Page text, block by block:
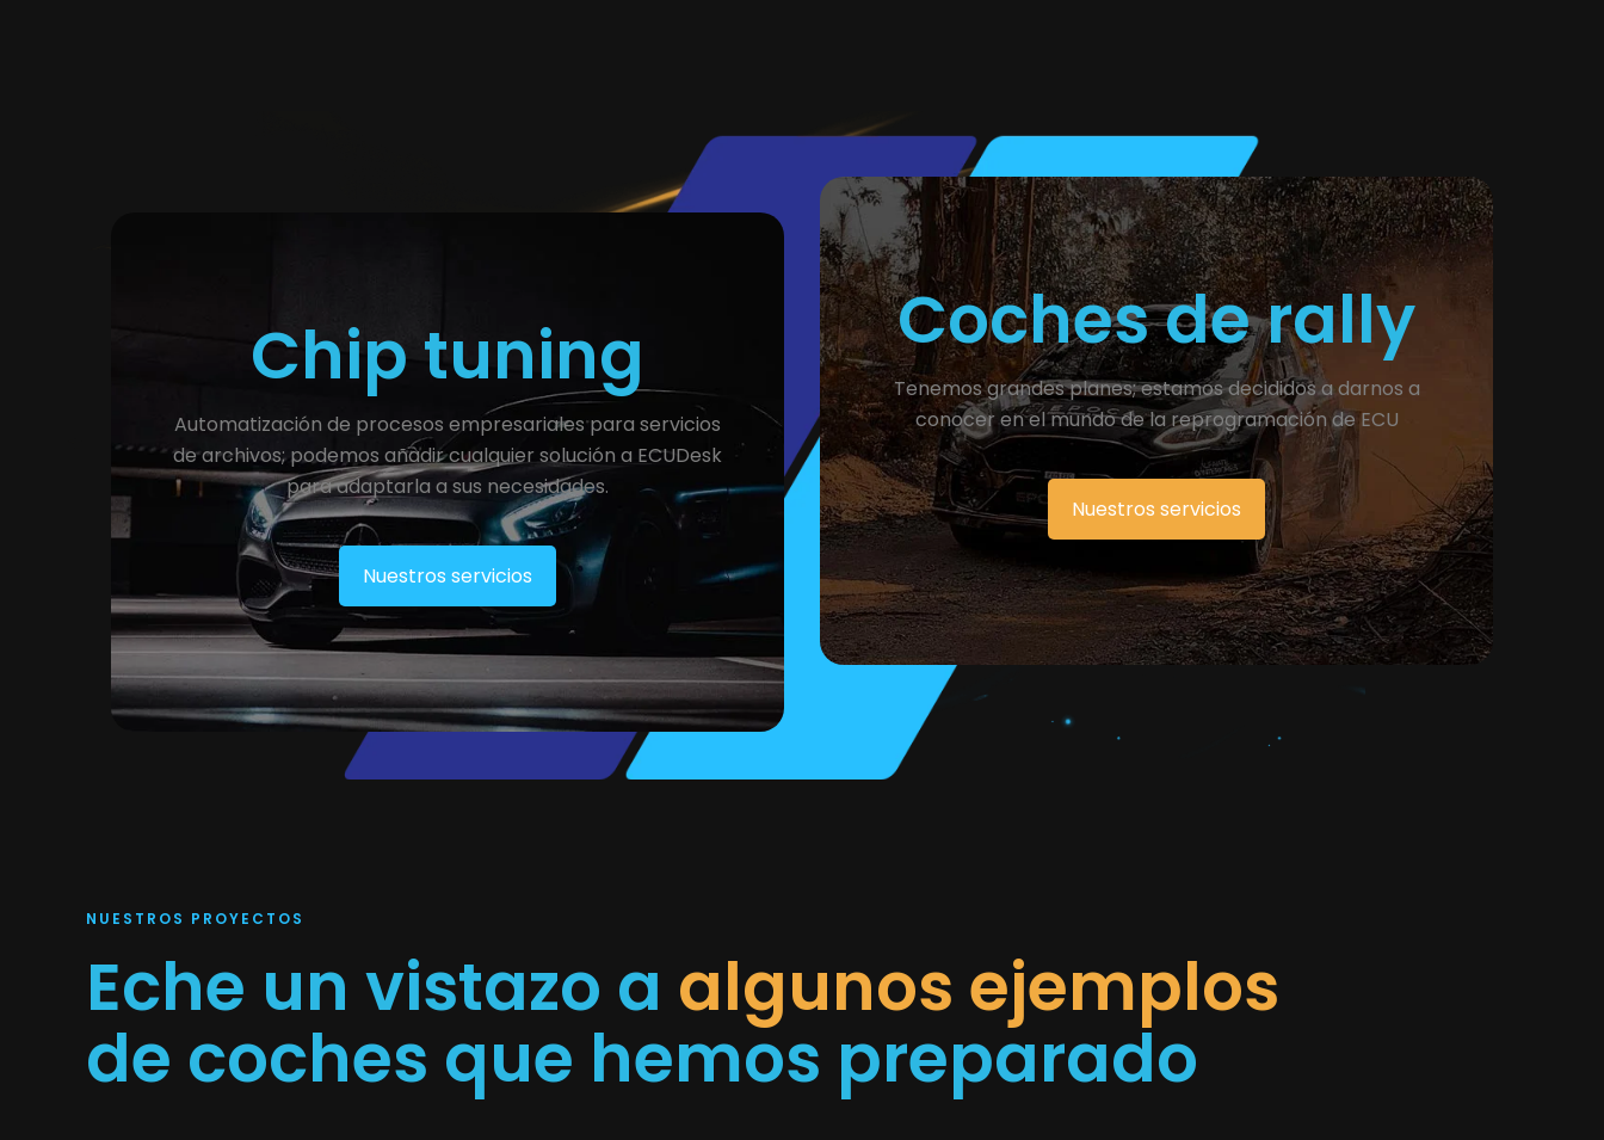
Chip tuning
Automatización de procesos empresariales para servicios
de archivos; podemos añadir cualquier solución a ECUDesk
para adaptarla a sus necesidades.
Nuestros servicios
Coches de rally
Tenemos grandes planes; estamos decididos a darnos a
conocer en el mundo de la reprogramación de ECU
Nuestros servicios
NUESTROS PROYECTOS
Eche un vistazo a algunos ejemplos
de coches que hemos preparado